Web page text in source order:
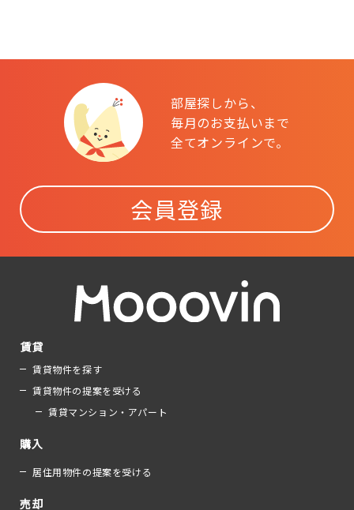
部屋探しから、
毎月のお支払いまで
全てオンラインで。
会員登録
賃貸
賃貸物件を探す
賃貸物件の提案を受ける
賃貸マンション・アパート
購入
居住用物件の提案を受ける
売却